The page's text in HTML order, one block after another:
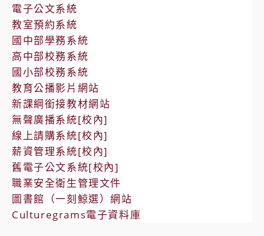
電子公文系統
教室預約系統
國中部學務系統
高中部校務系統
國小部校務系統
教育公播影片網站
新課綱銜接教材網站
無聲廣播系統[校內]
線上請購系統[校內]
薪資管理系統[校內]
舊電子公文系統[校內]
職業安全衛生管理文件
圖書館（一刻鯨選）網站
Culturegrams電子資料庫